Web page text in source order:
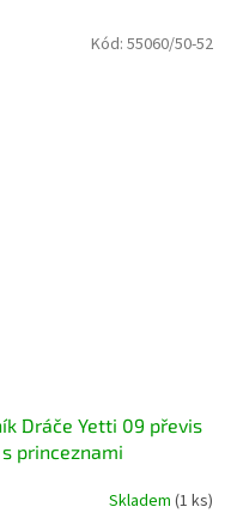
Dráče Yetti 09 převis
princeznami
Skladem (1 ks)
Kód: 55060/50-52